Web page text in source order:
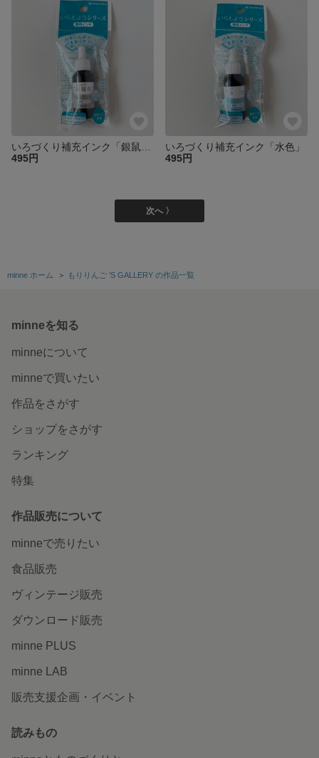
495円
いろづくり補充インク「水色」
495円
次へ 〉
minne ホーム ＞ もりりんご ’S GALLERY の作品一覧
minneを知る
minneについて
minneで買いたい
作品をさがす
ショップをさがす
ランキング
特集
作品販売について
minneで売りたい
食品販売
ヴィンテージ販売
ダウンロード販売
minne PLUS
minne LAB
販売支援企画・イベント
読みもの